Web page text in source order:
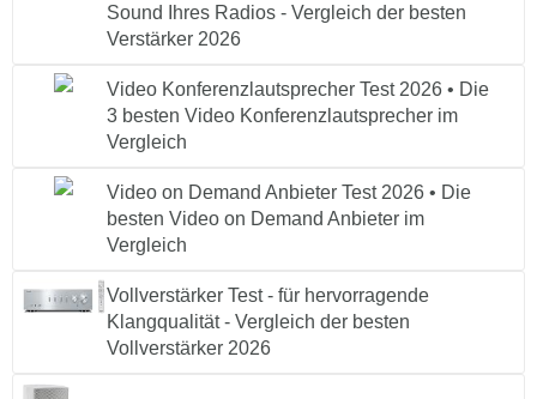
Sound Ihres Radios - Vergleich der besten
Verstärker 2026
Video Konferenzlautsprecher Test 2026 • Die
3 besten Video Konferenzlautsprecher im
Vergleich
Video on Demand Anbieter Test 2026 • Die
besten Video on Demand Anbieter im
Vergleich
Vollverstärker Test - für hervorragende
Klangqualität - Vergleich der besten
Vollverstärker 2026